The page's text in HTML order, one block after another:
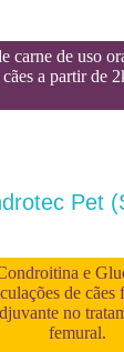
carne de uso
a partir de
Pet
e
de
no
femural.